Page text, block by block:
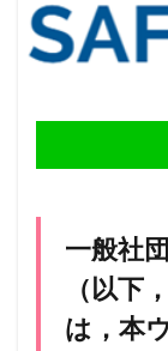
一般社
（以下
は，本